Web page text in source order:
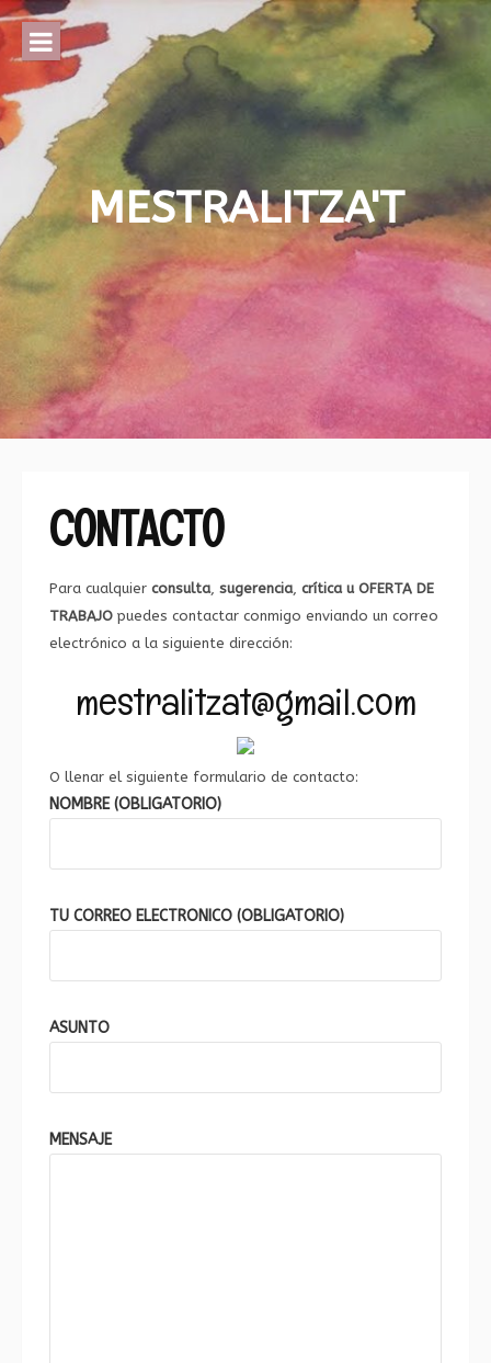
Skip
content
MESTRALITZA'T
CONTACTO
Para cualquier consulta, sugerencia, crítica u OFERTA DE
TRABAJO puedes contactar conmigo enviando un correo
electrónico a la siguiente dirección:
mestralitzat@gmail.com
O llenar el siguiente formulario de contacto:
NOMBRE (OBLIGATORIO)
TU CORREO ELECTRONICO (OBLIGATORIO)
ASUNTO
MENSAJE